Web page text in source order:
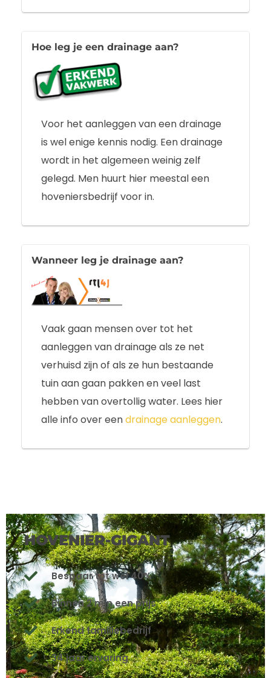
Hoe leg je een drainage aan?
Voor het aanleggen van een drainage
is wel enige kennis nodig. Een drainage
wordt in het algemeen weinig zelf
gelegd. Men huurt hier meestal een
hoveniersbedrijf voor in.
Wanneer leg je drainage aan?
Vaak gaan mensen over tot het
aanleggen van drainage als ze net
verhuisd zijn of als ze hun bestaande
tuin aan gaan pakken en veel last
hebben van overtollig water. Lees hier
alle info over eendrainage aanleggen.
HOVENIER-GIGANT
Bespaar tot wel 40%
Binnen 2 min een prijs
Erkend familiebedrijf
34 jaar ervaring